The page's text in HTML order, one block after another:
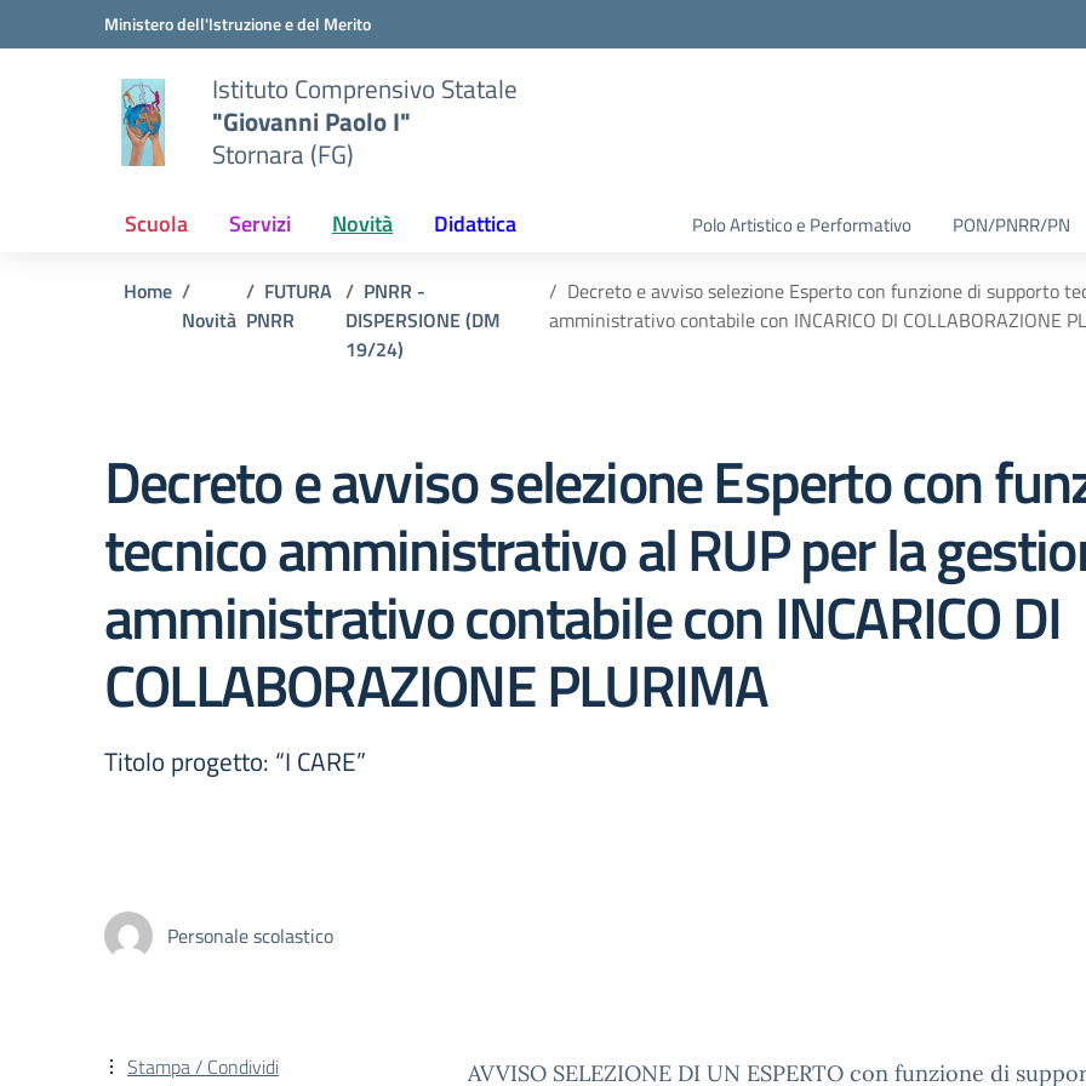
Vai ai contenuti
Vai al menu di navigazioneMinistero dell'Istruzione e del Merito
Istituto Comprensivo Statale
"Giovanni Paolo I"
Stornara (FG)
Scuola Servizi Novità Didattica Polo Artistico e Performativo PON/PNRR/PN
Home
Novità
FUTURA
PNRR
PNRR -
DISPERSIONE (DM
19/24)
Decreto e avviso selezione Esperto con funzione di supporto
amministrativo contabile con INCARICO DI COLLABORAZIONE
Decreto e avviso selezione Esperto con
tecnico amministrativo al RUP per la
amministrativo contabile con INCARICO DI
COLLABORAZIONE PLURIMA
Titolo progetto: “I CARE”
Personale scolastico
AVVISO SELEZIONE DI UN ESPERTO con funzione di
Stampa / Condividi